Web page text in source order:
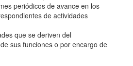
periódicos de avance en los
de actividades
que se deriven del
sus funciones o por encargo de